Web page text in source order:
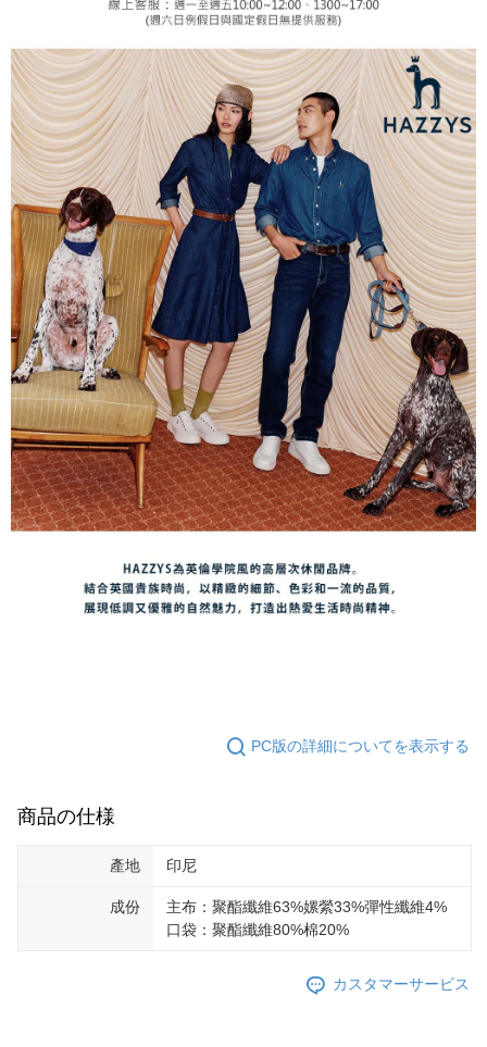
PC版の詳細についてを表示する
商品の仕様
產地 印尼
成份
主布：聚酯纖維63%嫘縈33%彈性纖維4%
口袋：聚酯纖維80%棉20%
カスタマーサービス